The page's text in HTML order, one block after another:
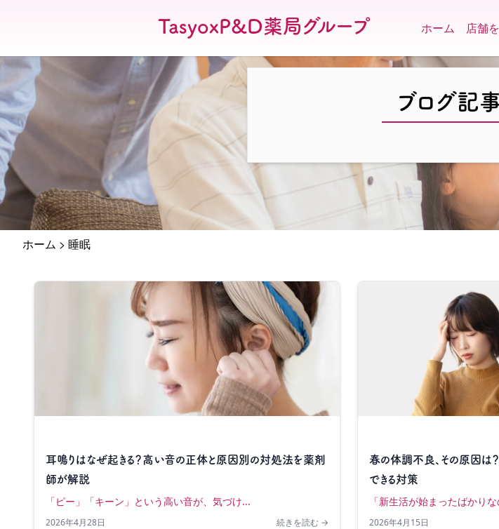
TasyoxP&D薬局グループ ホーム 店舗
ブログ記
ホーム > 睡眠
耳鳴りはなぜ起きる？高い音の正体と原因別の対処法を薬剤
師が解説
「ピー」「キーン」という高い音が、気づけ...
2026年4月28日 続きを読む →
春の体調不良、その原因は
できる対策
「新生活が始まったばかり
2026年4月15日